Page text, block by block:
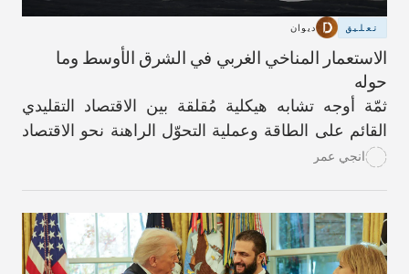
تعليق ديوان
الاستعمار المناخي الغربي في الشرق الأوسط وما
حوله
ثمّة أوجه تشابه هيكلية مُقلقة بين الاقتصاد التقليدي
القائم على الطاقة وعملية التحوّل الراهنة نحو الاقتصاد
الأخضر.انجي عمر